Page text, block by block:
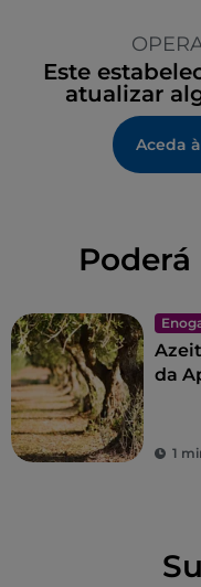
Este
atualizar
Aceda
da
1